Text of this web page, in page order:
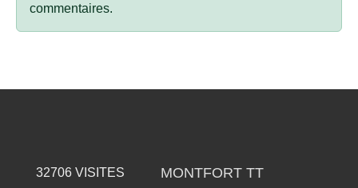
commentaires.
32706VISITES MONTFORT TT